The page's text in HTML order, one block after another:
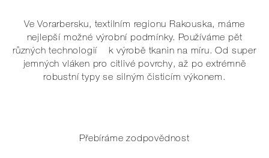
Ve Vorarbersku, textilním regionu Rakouska, máme
nejlepší možné výrobní podmínky. Používáme pět
různých technologií k výrobě tkanin na míru. Od super
jemných vláken pro citlivé povrchy, až po extrémně
robustní typy se silným čisticím výkonem.
Přebíráme zodpovědnost